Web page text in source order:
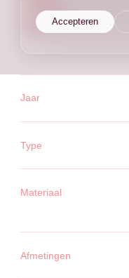
onderzoek
spiegel
Jaar
Type
Materiaal
Afmetingen
Accepteren